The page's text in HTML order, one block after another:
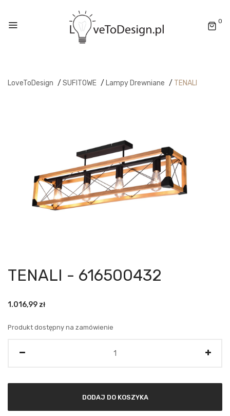
0
LoveToDesign / SUFITOWE / Lampy Drewniane / TENALI
TENALI - 616500432
1.016,99 zł
Produkt dostępny na zamówienie
DODAJ DO KOSZYKA